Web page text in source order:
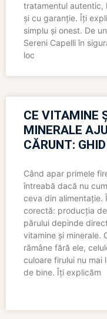
tratamentul autentic,
și cu garanție. Îți
simplu și onest. De
Sereni Capelli în
loc
CE VITAMINE
MINERALE
CĂRUNT:
Când apar primele
întreabă dacă nu
ceva din alimentație.
corectă: producția
părului depinde
vitamine și minerale.
rămâne fără ele,
culoare firului nu mai
de bine. Îți explicăm